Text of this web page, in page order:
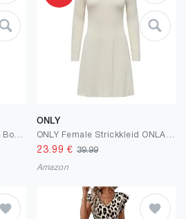
ONLY
23.99 € 39.99
Amazon